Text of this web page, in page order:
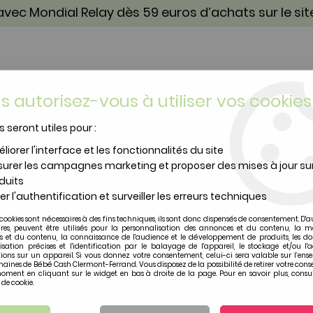
Mondial Relay dès 59 euros d’achats sur le
TOILETTE & SOIN PUÉRICULTURE
à Boutons Pression Leader of The Pack
Lot de 3 Bavoirs à
Soyez le premier à donner
autorisez-vous à utiliser vos
seront utiles pour :
l'interface et les fonctionnalités du site
les campagnes marketing et proposer des mises à jour
l'authentification et surveiller les erreurs techniques
sont nécessaires à des fins techniques, ils sont donc dispensés de consentement.
peuvent être utilisés pour la personnalisation des annonces et du contenu, la
et du contenu, la connaissance de l'audience et le développement de produits, les
précises et l'identification par le balayage de l'appareil, le stockage et/ou
sur un appareil. Si vous donnez votre consentement, celui-ci sera valable sur
de Bébé Cash Clermont-Ferrand. Vous disposez de la possibilité de retirer votre
en cliquant sur le widget en bas à droite de la page. Pour en savoir plus,
cookie.